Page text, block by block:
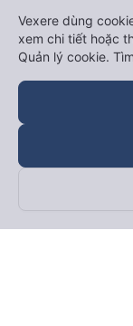
Theo dõi
Vexere dùng
xem chi tiết hoặc
Quản lý cookie.